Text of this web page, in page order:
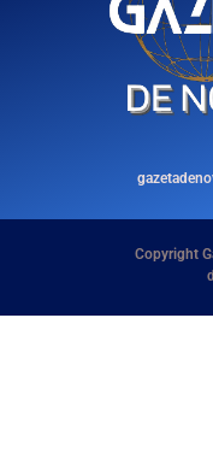
Copyright